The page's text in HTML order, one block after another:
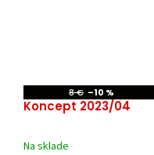
8 € –10 %
Koncept 2023/04
Na sklade